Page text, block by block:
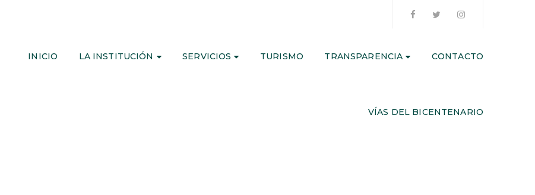
INICIO LA INSTITUCIÓN SERVICIOS TURISMO TRANSPARENCIA CONTACTO
VÍAS DEL BICENTENARIO